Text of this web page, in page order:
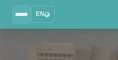
EN